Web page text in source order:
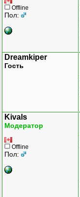
Offline
Пол:
Dreamkiper
Гость
Kivals
Модератор
Offline
Пол: